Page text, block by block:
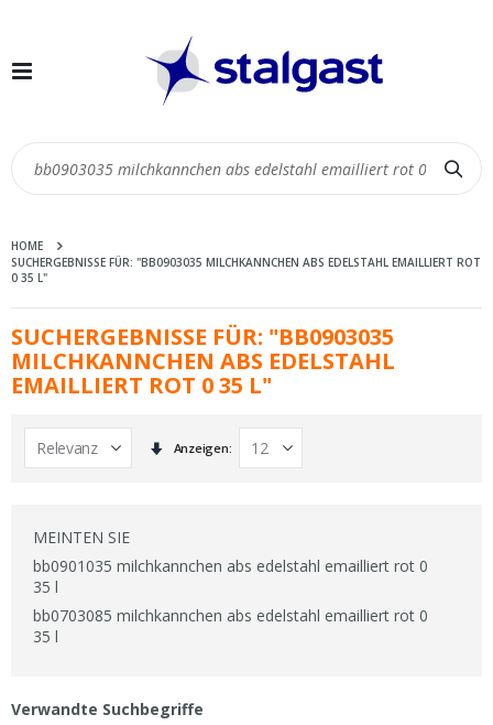
Navigation
HOME
SUCHERGEBNISSE FÜR: "BB0903035 MILCHKANNCHEN ABS EDELSTAHL EMAILLIERT ROT
0 35 L"
SUCHERGEBNISSE FÜR: "BB0903035
MILCHKANNCHEN ABS EDELSTAHL
EMAILLIERT ROT 0 35 L"
In
aufsteigender
Anzeigen
MEINTEN SIE
bb0901035 milchkannchen abs edelstahl emailliert rot 0
35 l
bb0703085 milchkannchen abs edelstahl emailliert rot 0
35 l
Verwandte Suchbegriffe